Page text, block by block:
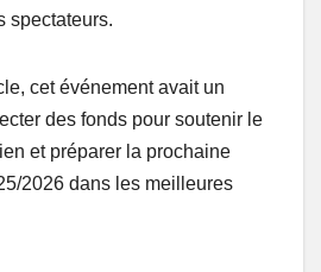
spectateurs.
cet événement avait un
des fonds pour soutenir le
et préparer la prochaine
2026 dans les meilleures